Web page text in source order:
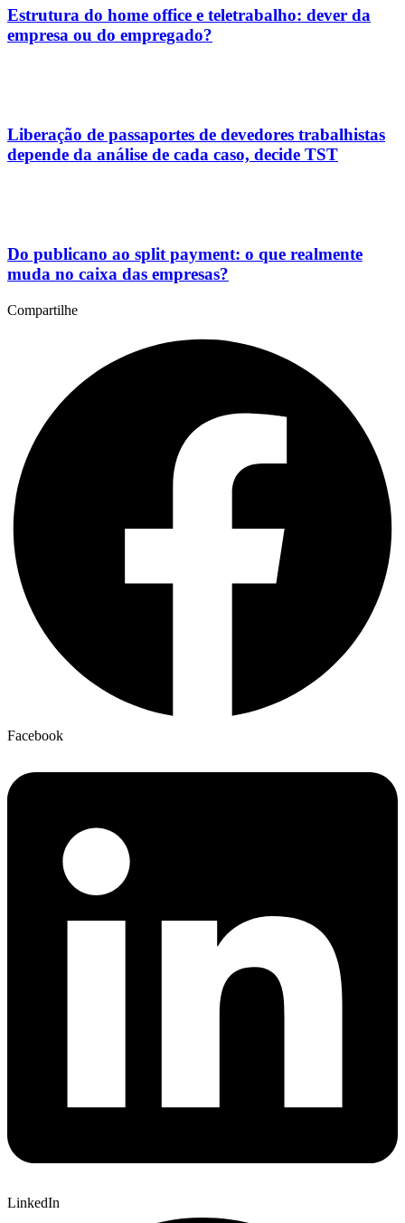
Estrutura do home office e teletrabalho: dever da
empresa ou do empregado?
Liberação de passaportes de devedores trabalhistas
depende da análise de cada caso, decide TST
Do publicano ao split payment: o que realmente
muda no caixa das empresas?
Compartilhe
Facebook
LinkedIn